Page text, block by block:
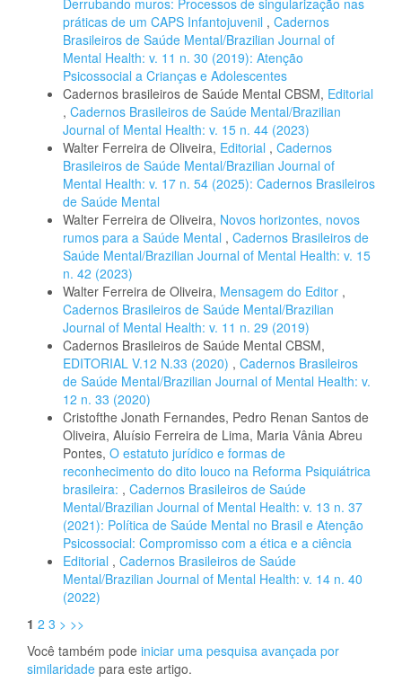
Derrubando muros: Processos de singularização nas
práticas de um CAPS Infantojuvenil , Cadernos
Brasileiros de Saúde Mental/Brazilian Journal of
Mental Health: v. 11 n. 30 (2019): Atenção
Psicossocial a Crianças e Adolescentes
Cadernos brasileiros de Saúde Mental CBSM, Editorial
, Cadernos Brasileiros de Saúde Mental/Brazilian
Journal of Mental Health: v. 15 n. 44 (2023)
Walter Ferreira de Oliveira, Editorial , Cadernos
Brasileiros de Saúde Mental/Brazilian Journal of
Mental Health: v. 17 n. 54 (2025): Cadernos Brasileiros
de Saúde Mental
Walter Ferreira de Oliveira, Novos horizontes, novos
rumos para a Saúde Mental , Cadernos Brasileiros de
Saúde Mental/Brazilian Journal of Mental Health: v. 15
n. 42 (2023)
Walter Ferreira de Oliveira, Mensagem do Editor ,
Cadernos Brasileiros de Saúde Mental/Brazilian
Journal of Mental Health: v. 11 n. 29 (2019)
Cadernos Brasileiros de Saúde Mental CBSM,
EDITORIAL V.12 N.33 (2020) , Cadernos Brasileiros
de Saúde Mental/Brazilian Journal of Mental Health: v.
12 n. 33 (2020)
Cristofthe Jonath Fernandes, Pedro Renan Santos de
Oliveira, Aluísio Ferreira de Lima, Maria Vânia Abreu
Pontes, O estatuto jurídico e formas de
reconhecimento do dito louco na Reforma Psiquiátrica
brasileira: , Cadernos Brasileiros de Saúde
Mental/Brazilian Journal of Mental Health: v. 13 n. 37
(2021): Política de Saúde Mental no Brasil e Atenção
Psicossocial: Compromisso com a ética e a ciência
Editorial , Cadernos Brasileiros de Saúde
Mental/Brazilian Journal of Mental Health: v. 14 n. 40
(2022)
1 2 3 > >>
Você também pode iniciar uma pesquisa avançada por
similaridade para este artigo.